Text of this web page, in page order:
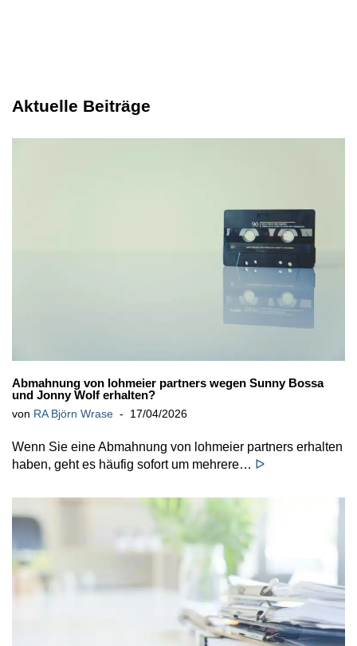
Aktuelle Beiträge
Abmahnung von lohmeier partners wegen Sunny Bossa
und Jonny Wolf erhalten?
von RA Björn Wrase 17/04/2026
Wenn Sie eine Abmahnung von lohmeier partners erhalten
haben, geht es häufig sofort um mehrere… ᐅ